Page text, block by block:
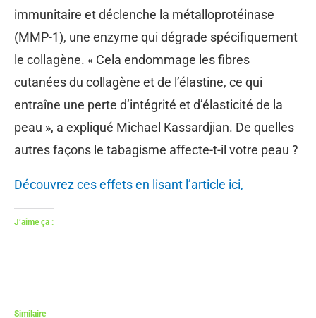
immunitaire et déclenche la métalloprotéinase
(MMP-1), une enzyme qui dégrade spécifiquement
le collagène. « Cela endommage les fibres
cutanées du collagène et de l’élastine, ce qui
entraîne une perte d’intégrité et d’élasticité de la
peau », a expliqué Michael Kassardjian. De quelles
autres façons le tabagisme affecte-t-il votre peau ?
Découvrez ces effets en lisant l’article ici,
J’aime ça :
Similaire